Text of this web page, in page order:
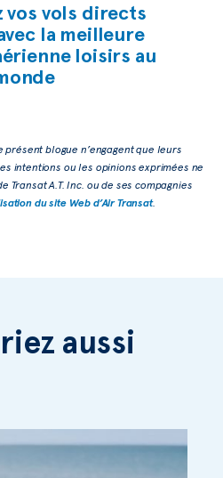
vos vols directs
la meilleure
loisirs au
blogue n’engagent que leurs
intentions ou les opinions exprimées ne
Transat A.T. Inc. ou de ses compagnies
du site Web d’Air Transat.
aussi